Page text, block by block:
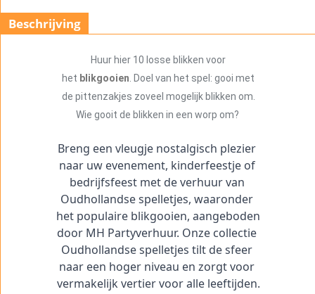
Beschrijving
Huur hier 10 losse blikken voor
het blikgooien. Doel van het spel: gooi met
de pittenzakjes zoveel mogelijk blikken om.
Wie gooit de blikken in een worp om?
Breng een vleugje nostalgisch plezier
naar uw evenement, kinderfeestje of
bedrijfsfeest met de verhuur van
Oudhollandse spelletjes, waaronder
het populaire blikgooien, aangeboden
door MH Partyverhuur. Onze collectie
Oudhollandse spelletjes tilt de sfeer
naar een hoger niveau en zorgt voor
vermakelijk vertier voor alle leeftijden.